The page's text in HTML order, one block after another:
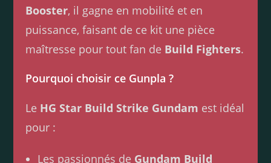
Booster, il gagne en mobilité et en
puissance, faisant de ce kit une pièce
maîtresse pour tout fan de Build Fighters.
Pourquoi choisir ce Gunpla ?
Le HG Star Build Strike Gundam est idéal
pour :
Les passionnés de Gundam Build